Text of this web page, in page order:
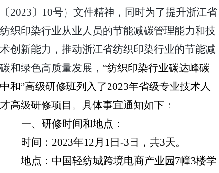
〔2023〕 10号）文件精神，同时为了提升浙江省
纺织印染行业从业人员的节能减碳管理能力和技
术创新能力，推动浙江省纺织印染行业的节能减
碳和绿色高质量发展， “纺织印染行业碳达峰碳
中和”高级研修班列入了2023年省级专业技术人
才高级研修项目。具体事宜通知如下：
一、研修时间和地点：
时间： 2023年12月 1 日 -3 日，共3天。
地点：中国轻纺城跨境电商产业园7幢3楼学